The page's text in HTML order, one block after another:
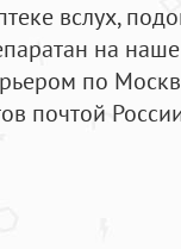
вслух,
на
по
почтой